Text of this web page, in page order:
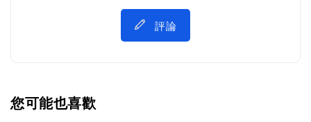
評論
您可能也喜歡